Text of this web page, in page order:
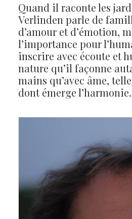
Quand il raconte les
Verlinden parle de
d’amour et d’émotion,
l’importance pour
inscrire avec écoute et
nature qu’il façonne
mains qu’avec âme,
dont émerge l’harmonie.